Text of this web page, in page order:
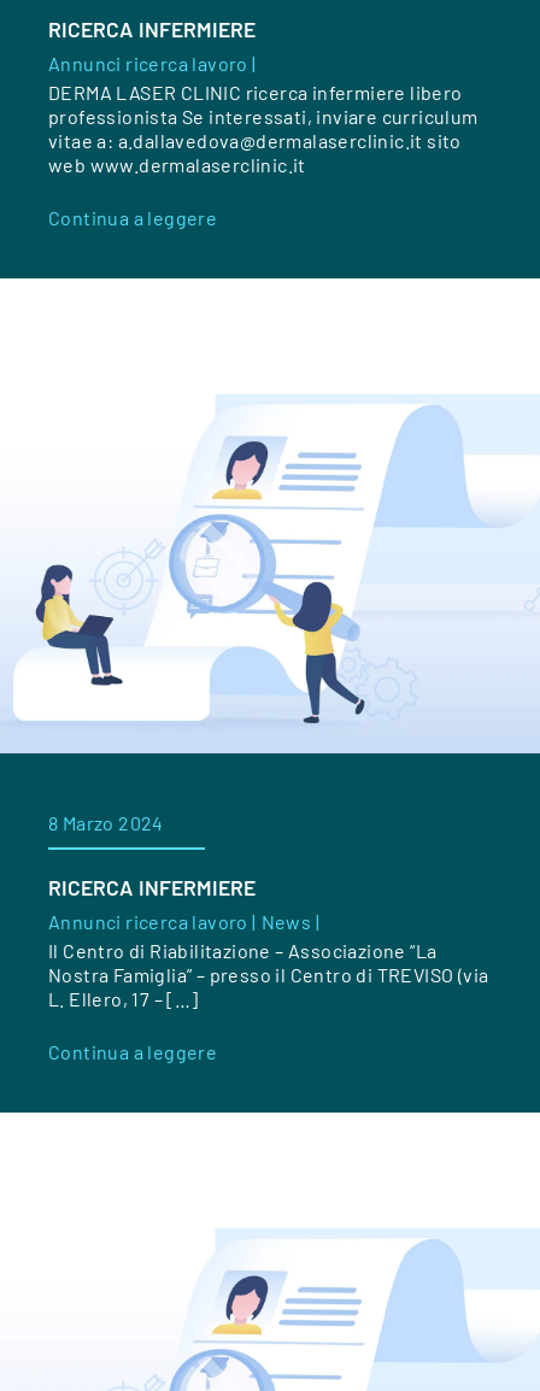
RICERCA INFERMIERE
Annunci ricerca lavoro |
DERMA LASER CLINIC ricerca infermiere libero
professionista Se interessati, inviare curriculum
vitae a: a.dallavedova@dermalaserclinic.it sito
web www.dermalaserclinic.it
Continua a leggere
8 Marzo 2024
RICERCA INFERMIERE
Annunci ricerca lavoro | News |
Il Centro di Riabilitazione – Associazione “La
Nostra Famiglia” – presso il Centro di TREVISO (via
L. Ellero, 17 – […]
Continua a leggere